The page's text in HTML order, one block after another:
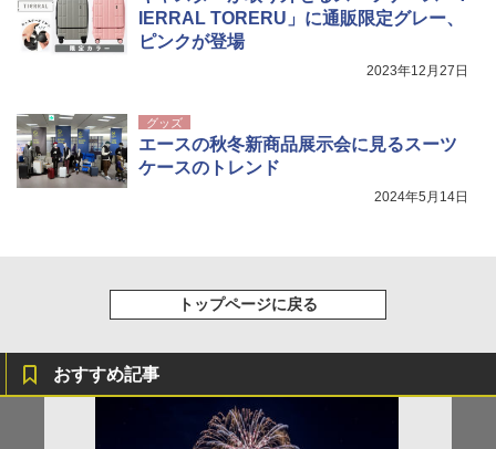
IERRAL TORERU」に通販限定グレー、
ピンクが登場
2023年12月27日
グッズ
エースの秋冬新商品展示会に見るスーツ
ケースのトレンド
2024年5月14日
トップページに戻る
おすすめ記事